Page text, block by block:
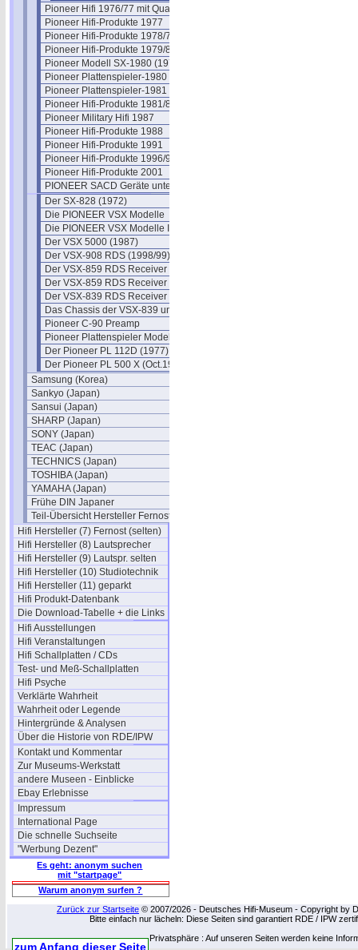
Pioneer Hifi 1976/77 mit Quadro
Pioneer Hifi-Produkte 1977
Pioneer Hifi-Produkte 1978/79
Pioneer Hifi-Produkte 1979/80
Pioneer Modell SX-1980 (1978)
Pioneer Plattenspieler-1980
Pioneer Plattenspieler-1981
Pioneer Hifi-Produkte 1981/82
Pioneer Military Hifi 1987
Pioneer Hifi-Produkte 1988
Pioneer Hifi-Produkte 1991
Pioneer Hifi-Produkte 1996/97
Pioneer Hifi-Produkte 2001
PIONEER SACD Geräte unter SACD
Der SX-828 (1972)
Die PIONEER VSX Modelle
Die PIONEER VSX Modelle II
Der VSX 5000 (1987)
Der VSX-908 RDS (1998/99)
Der VSX-859 RDS Receiver
Der VSX-859 RDS Receiver II
Der VSX-839 RDS Receiver
Das Chassis der VSX-839 und 859
Pioneer C-90 Preamp
Pioneer Plattenspieler Modelle
Der Pioneer PL 112D (1977)
Der Pioneer PL 500 X (Oct.1979)
Samsung (Korea)
Sankyo (Japan)
Sansui (Japan)
SHARP (Japan)
SONY (Japan)
TEAC (Japan)
TECHNICS (Japan)
TOSHIBA (Japan)
YAMAHA (Japan)
Frühe DIN Japaner
Teil-Übersicht Hersteller Fernost
Hifi Hersteller (7) Fernost (selten)
Hifi Hersteller (8) Lautsprecher
Hifi Hersteller (9) Lautspr. selten
Hifi Hersteller (10) Studiotechnik
Hifi Hersteller (11) geparkt
Hifi Produkt-Datenbank
Die Download-Tabelle + die Links
Hifi Ausstellungen
Hifi Veranstaltungen
Hifi Schallplatten / CDs
Test- und Meß-Schallplatten
Hifi Psyche
Verklärte Wahrheit
Wahrheit oder Legende
Hintergründe & Analysen
Über die Historie von RDE/IPW
Kontakt und Kommentar
Zur Museums-Werkstatt
andere Museen - Einblicke
Ebay Erlebnisse
Impressum
International Page
Die schnelle Suchseite
"Werbung Dezent"
Es geht: anonym suchen
mit "startpage"
Warum anonym surfen ?
Zurück zur Startseite © 2007/2026 - Deutsches Hifi-Museum - Copyright by
Bitte einfach nur lächeln: Diese Seiten sind garantiert RDE / IPW
Privatsphäre : Auf unseren Seiten werden keine
zum Anfang dieser Seite